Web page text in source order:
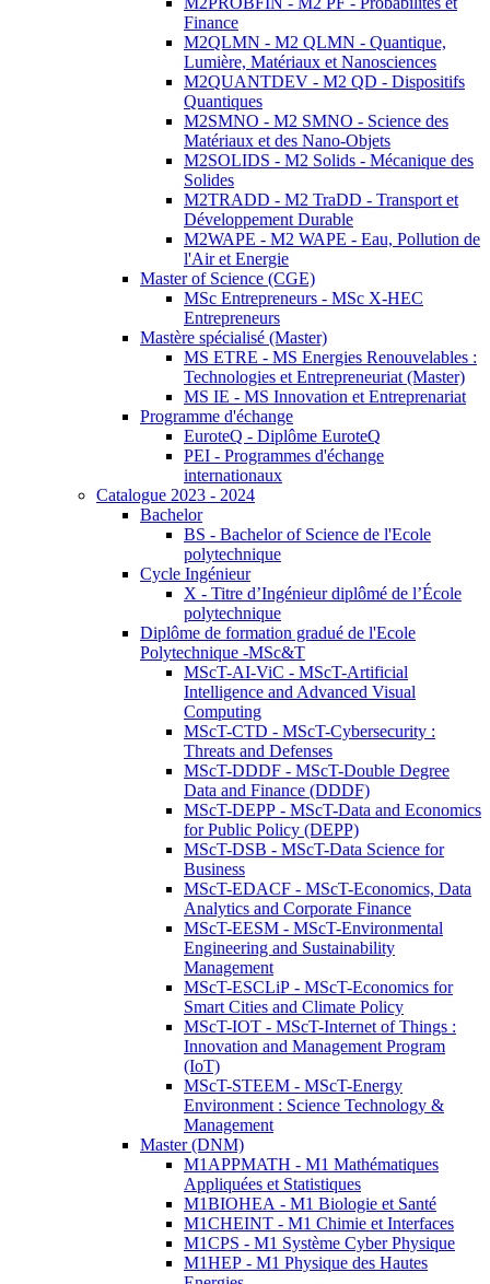
Finance
M2QLMN - M2 QLMN - Quantique,
Lumière, Matériaux et Nanosciences
M2QUANTDEV - M2 QD - Dispositifs
Quantiques
M2SMNO - M2 SMNO - Science des
Matériaux et des Nano-Objets
M2SOLIDS - M2 Solids - Mécanique des
Solides
M2TRADD - M2 TraDD - Transport et
Développement Durable
M2WAPE - M2 WAPE - Eau, Pollution de
l'Air et Energie
Master of Science (CGE)
MSc Entrepreneurs - MSc X-HEC
Entrepreneurs
Mastère spécialisé (Master)
MS ETRE - MS Energies Renouvelables :
Technologies et Entrepreneuriat (Master)
MS IE - MS Innovation et Entreprenariat
Programme d'échange
EuroteQ - Diplôme EuroteQ
PEI - Programmes d'échange
internationaux
Catalogue 2023 - 2024
Bachelor
BS - Bachelor of Science de l'Ecole
polytechnique
Cycle Ingénieur
X - Titre d’Ingénieur diplômé de l’École
polytechnique
Diplôme de formation gradué de l'Ecole
Polytechnique -MSc&T
MScT-AI-ViC - MScT-Artificial
Intelligence and Advanced Visual
Computing
MScT-CTD - MScT-Cybersecurity :
Threats and Defenses
MScT-DDDF - MScT-Double Degree
Data and Finance (DDDF)
MScT-DEPP - MScT-Data and Economics
for Public Policy (DEPP)
MScT-DSB - MScT-Data Science for
Business
MScT-EDACF - MScT-Economics, Data
Analytics and Corporate Finance
MScT-EESM - MScT-Environmental
Engineering and Sustainability
Management
MScT-ESCLiP - MScT-Economics for
Smart Cities and Climate Policy
MScT-IOT - MScT-Internet of Things :
Innovation and Management Program
(IoT)
MScT-STEEM - MScT-Energy
Environment : Science Technology &
Management
Master (DNM)
M1APPMATH - M1 Mathématiques
Appliquées et Statistiques
M1BIOHEA - M1 Biologie et Santé
M1CHEINT - M1 Chimie et Interfaces
M1CPS - M1 Système Cyber Physique
M1HEP - M1 Physique des Hautes